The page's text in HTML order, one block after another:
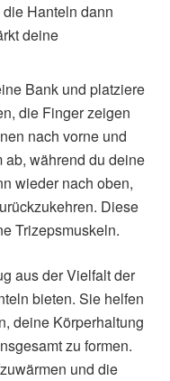
Hanteln dann
deine
Bank und platziere
die Finger zeigen
nach vorne und
während du deine
wieder nach oben,
Diese
Trizepsmuskeln.
aus der Vielfalt der
bieten. Sie helfen
deine Körperhaltung
zu formen.
und die